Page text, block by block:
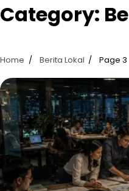
Category:
Home Berita Lokal Page 3